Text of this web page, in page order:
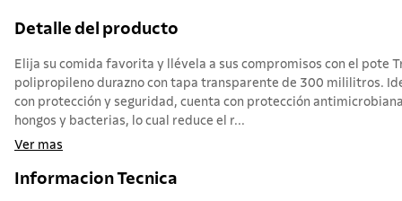
Detalle del producto
Elija su comida favorita y llévela a sus compromisos con el pote
polipropileno durazno con tapa transparente de 300 mililitros.
con protección y seguridad, cuenta con protección
hongos y bacterias, lo cual reduce el r...
Ver mas
Informacion Tecnica